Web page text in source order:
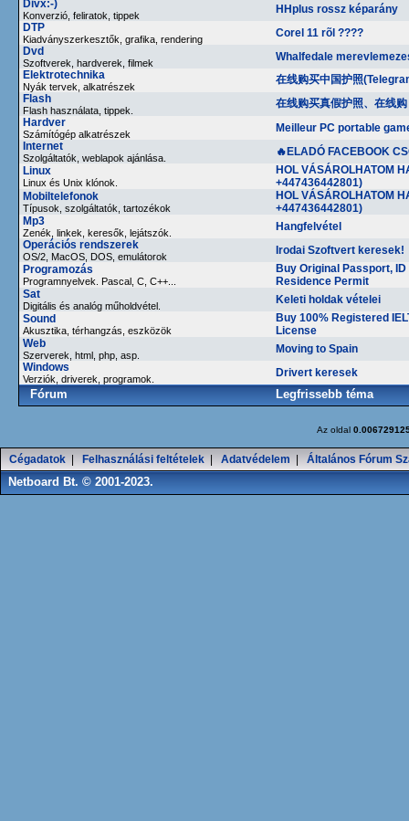
Divx:-)
Konverzió, feliratok, tippek
HHplus rossz képarány
DTP
Kiadványszerkesztők, grafika, rendering
Corel 11 rõl ????
Dvd
Szoftverek, hardverek, filmek
Whalfedale
Elektrotechnika
Nyák tervek, alkatrészek
在线购买中国护照
Flash
Flash használata, tippek.
在线购买真假护照、在线购
Hardver
Számítógép alkatrészek
Meilleur PC portable
Internet
Szolgáltatók, weblapok ajánlása.
🔥ELADÓ FACEBOOK
Linux
Linux és Unix klónok.
HOL VÁSÁROLHATOM
+447436442801)
Mobiltelefonok
Típusok, szolgáltatók, tartozékok
HOL VÁSÁROLHATOM
+447436442801)
Mp3
Zenék, linkek, keresők, lejátszók.
Hangfelvétel
Operációs rendszerek
OS/2, MacOS, DOS, emulátorok
Irodai Szoftvert keresek!
Programozás
Programnyelvek. Pascal, C, C++...
Buy Original Passport,
Residence Permit
Sat
Digitális és analóg műholdvétel.
Keleti holdak vételei
Sound
Akusztika, térhangzás, eszközök
Buy 100% Registered
License
Web
Szerverek, html, php, asp.
Moving to Spain
Windows
Verziók, driverek, programok. Drivert keresek
Fórum Legfrissebb téma
Az oldal
Cégadatok Felhasználási feltételek Adatvédelem Általános Fórum
Netboard Bt. © 2001-2023.